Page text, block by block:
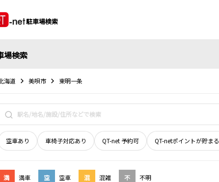
駐車場検索
場検索
海道 美唄市 東明一条
空車あり 車椅子対応あり QT-net 予約可 QT-netポイントが貯まる
満 満車 空 空車 混 混雑 不 不明